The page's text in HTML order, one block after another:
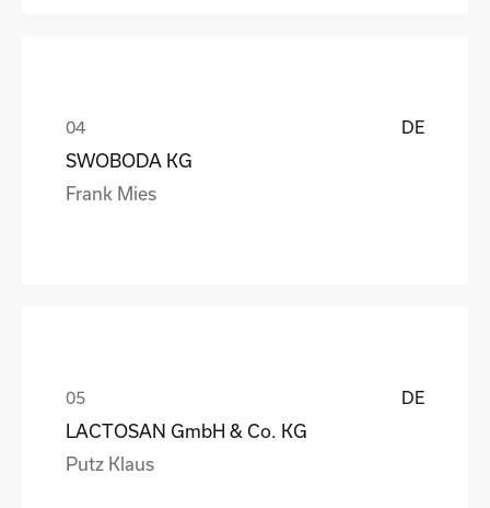
DE
SWOBODA KG
Frank Mies
DE
LACTOSAN GmbH & Co. KG
Putz Klaus